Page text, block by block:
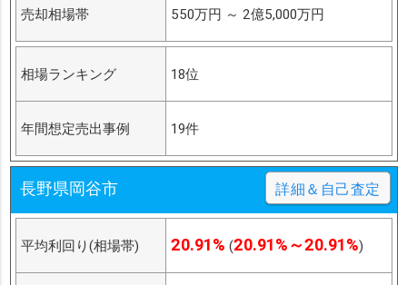
売却相場帯 550万円 ～ 2億5,000万円
相場ランキング 18位
年間想定売出事例 19件
長野県岡谷市 詳細＆自己査定
平均利回り(相場帯) 20.91% (20.91%～20.91%)